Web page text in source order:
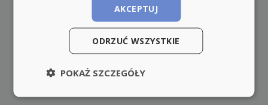
AKCEPTUJ
ODRZUĆ WSZYSTKIE
POKAŻ SZCZEGÓŁY